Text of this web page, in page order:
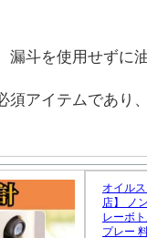
斗を使用せずに
須アイテムであり
オイル
店】 ノ
レーボ
プレー